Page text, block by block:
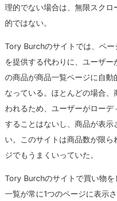
理的でない場合は、無限スク
的ではない。
Tory Burchのサイトでは、ペ
を提供する代わりに、ユーザ
の商品が商品一覧ページに自動
なっている。ほとんどの場合
われるため、ユーザーがロー
することはないし、商品が表示
い。このサイトは商品数が限
ジでもうまくいっていた。
Tory Burchのサイトで買い物
一覧が常に1つのページに表示